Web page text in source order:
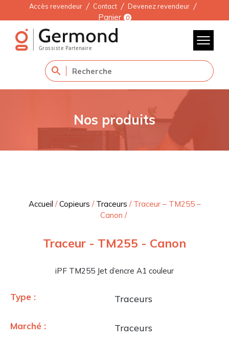
Accès revendeur Contact Devenez revendeur
Panier 0
Nos produits
Accueil /Copieurs / Traceurs / Traceur – TM255 –
Canon /
Traceur - TM255 - Canon
iPF TM255 Jet d’encre A1 couleur
Type : Traceurs
Marché : Traceurs